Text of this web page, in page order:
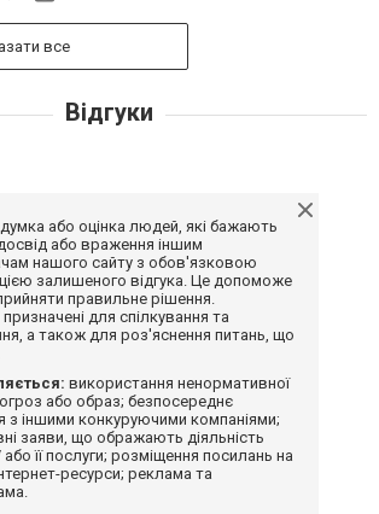
все
Відгуки
думка або оцінка людей, які бажають
або враження іншим
нашого сайту з обов'язковою
залишеного відгука. Це допоможе
правильне рішення.
для спілкування та
а також для роз'яснення питань, що
використання ненормативної
або образ; безпосереднє
з іншими конкуруючими компаніями;
заяви, що ображають діяльність
або її послуги; розміщення посилань на
ресурси; реклама та